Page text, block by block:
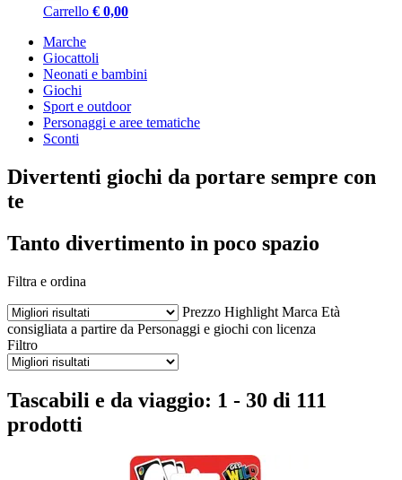
Carrello € 0,00
Marche
Giocattoli
Neonati e bambini
Giochi
Sport e outdoor
Personaggi e aree tematiche
Sconti
Divertenti giochi da portare sempre con
te
Tanto divertimento in poco spazio
Filtra e ordina
Prezzo Highlight Marca Età
consigliata a partire da Personaggi e giochi con licenza
Filtro
Tascabili e da viaggio: 1 - 30 di 111
prodotti